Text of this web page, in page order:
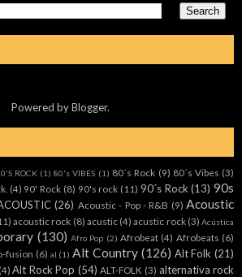
Powered byBlogger.
ROCK (1) 80's VIBES (1) 80´s Rock (9) 80´s Vibes (3)
(4) 90' Rock (8) 90's rock (11) 90´s Rock (13) 90s
(26) Acoustic - Pop - R&B (9) Acoustic
acoustic rock (8) acustic (4) acustic rock (3) Acústica
(130) Afro Pop (2) Afrobeat (4) Afrobeats (6)
fusion (6) al (1) Alt Country (126) Alt Folk (21)
(4) Alt Rock Pop (54) ALT-FOLK (3) alternativa rock